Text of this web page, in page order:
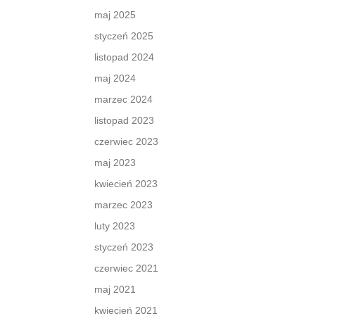
maj 2025
styczeń 2025
listopad 2024
maj 2024
marzec 2024
listopad 2023
czerwiec 2023
maj 2023
kwiecień 2023
marzec 2023
luty 2023
styczeń 2023
czerwiec 2021
maj 2021
kwiecień 2021